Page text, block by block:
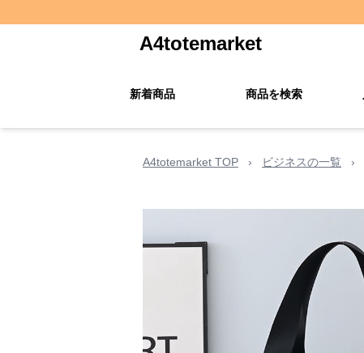
A4totemarket
新着商品 商品を検索
A4totemarket TOP › ビジネスの一覧 ›